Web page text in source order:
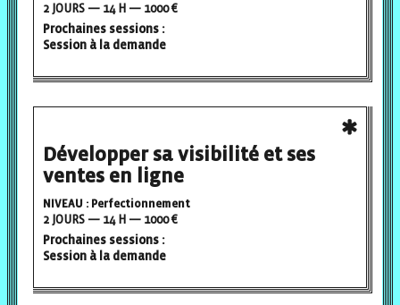
2 JOURS — 14 H — 1000 €
Prochaines sessions :
Session à la demande
Développer sa visibilité et ses
ventes en ligne
NIVEAU : Perfectionnement
2 JOURS — 14 H — 1000 €
Prochaines sessions :
Session à la demande